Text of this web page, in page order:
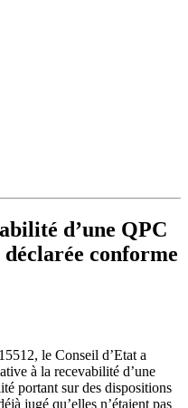
d’une QPC
conforme
le Conseil d’Etat a
à la recevabilité d’une
portant sur des dispositions
jugé qu’elles n’étaient pas